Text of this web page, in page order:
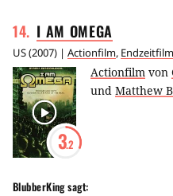
14. I AM OMEGA
US(2007) | Actionfilm, Endzeitfilm
3.2
Actionfilm von
und Matthew
BlubberKingsagt: